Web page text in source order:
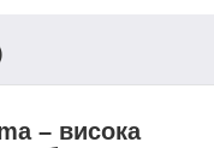
– висока